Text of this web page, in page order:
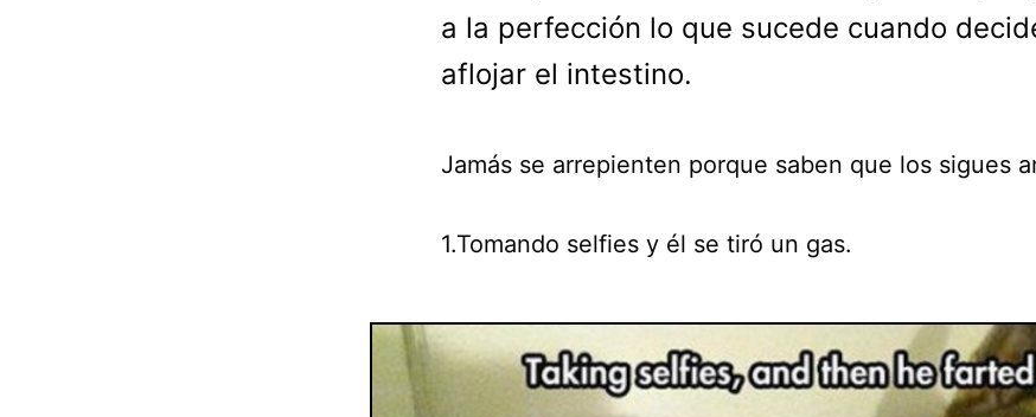
a la perfección lo que sucede cuando
aflojar el intestino.
Jamás se arrepienten porque saben que los sigues
1.Tomando selfies y él se tiró un gas.